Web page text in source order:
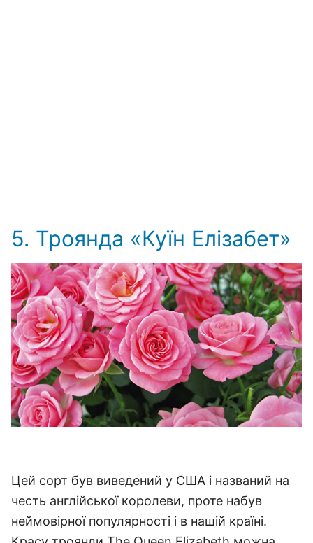
5. Троянда «Куїн Елізабет»
Цей сорт був виведений у США і названий на
честь англійської королеви, проте набув
неймовірної популярності і в нашій країні.